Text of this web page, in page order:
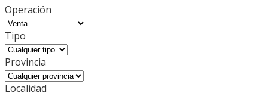
Operación
Tipo
Provincia
Localidad